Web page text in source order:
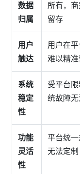
数据
归属
所有，
留存
用户
触达
用户在平
难以精
系统
稳定
性
受平台
统故障无
功能
灵活
性
平台统一
无法定制